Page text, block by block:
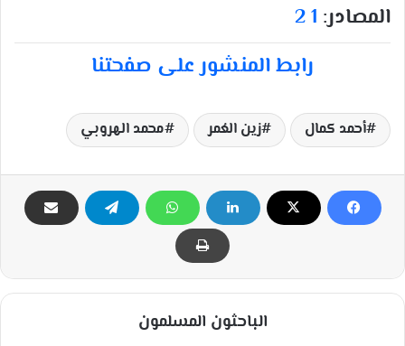
المصادر: 1
2
رابط المنشور على صفحتنا
أحمد كمال زين العُمر محمد الهروبي
الباحثون المسلمون